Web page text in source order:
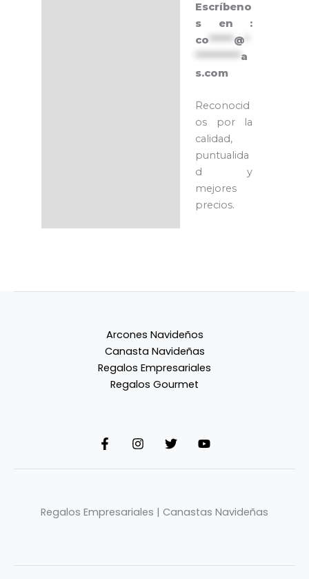
Escríbeno
s en :
co ****** @
*********** a
s.com
Reconocid
os por la
calidad,
puntualida
d y
mejores
precios.
Arcones Navideños
Canasta Navideñas
Regalos Empresariales
Regalos Gourmet
Regalos Empresariales | Canastas Navideñas